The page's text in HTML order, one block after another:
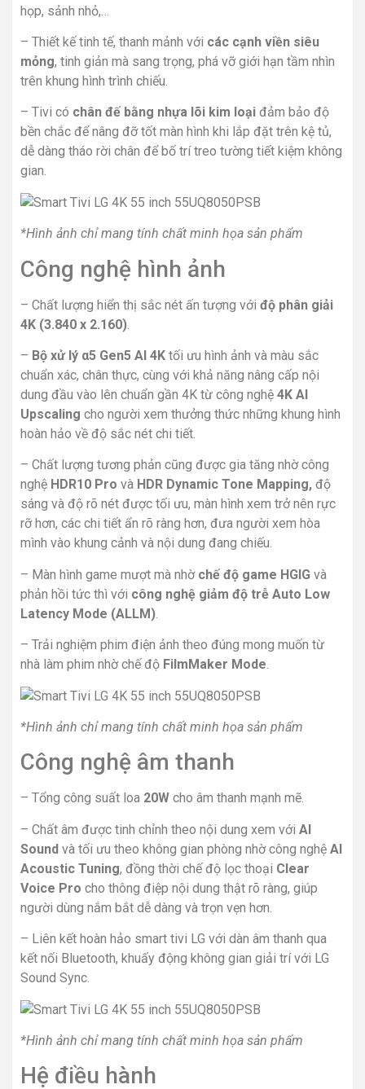
họp, sảnh nhỏ,…
– Thiết kế tinh tế, thanh mảnh với các cạnh viền siêu
mỏng, tinh giản mà sang trọng, phá vỡ giới hạn tầm nhìn
trên khung hình trình chiếu.
– Tivi có chân đế bằng nhựa lõi kim loại đảm bảo độ
bền chắc để nâng đỡ tốt màn hình khi lắp đặt trên kệ tủ,
dễ dàng tháo rời chân để bố trí treo tường tiết kiệm không
gian.
*Hình ảnh chỉ mang tính chất minh họa sản phẩm
Công nghệ hình ảnh
– Chất lượng hiển thị sắc nét ấn tượng với độ phân giải
4K (3.840 x 2.160)
– Bộ xử lý α5 Gen5 AI 4K tối ưu hình ảnh và màu sắc
chuẩn xác, chân thực, cùng với khả năng nâng cấp nội
dung đầu vào lên chuẩn gần 4K từ công nghệ 4K AI
Upscaling cho người xem thưởng thức những khung hình
hoàn hảo về độ sắc nét chi tiết.
– Chất lượng tương phản cũng được gia tăng nhờ công
nghệ HDR10 Pro và HDR Dynamic Tone Mapping, độ
sáng và độ rõ nét được tối ưu, màn hình xem trở nên rực
rỡ hơn, các chi tiết ẩn rõ ràng hơn, đưa người xem hòa
mình vào khung cảnh và nội dung đang chiếu.
– Màn hình game mượt mà nhờ chế độ game HGIG và
phản hồi tức thì với công nghệ giảm độ trễ Auto Low
Latency Mode (ALLM)
– Trải nghiệm phim điện ảnh theo đúng mong muốn từ
nhà làm phim nhờ chế độ FilmMaker Mode.
*Hình ảnh chỉ mang tính chất minh họa sản phẩm
Công nghệ âm thanh
– Tổng công suất loa 20W cho âm thanh mạnh mẽ.
– Chất âm được tinh chỉnh theo nội dung xem với AI
Sound và tối ưu theo không gian phòng nhờ công nghệ AI
Acoustic Tuning, đồng thời chế độ lọc thoại Clear
Voice Pro cho thông điệp nội dung thật rõ ràng, giúp
người dùng nắm bắt dễ dàng và trọn vẹn hơn.
– Liên kết hoàn hảo smart tivi LG với dàn âm thanh qua
kết nối Bluetooth, khuấy động không gian giải trí với LG
Sound Sync.
*Hình ảnh chỉ mang tính chất minh họa sản phẩm
Hệ điều hành